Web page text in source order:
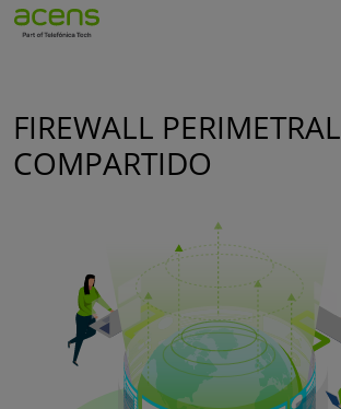
FIREWALL PERIMETRAL
COMPARTIDO